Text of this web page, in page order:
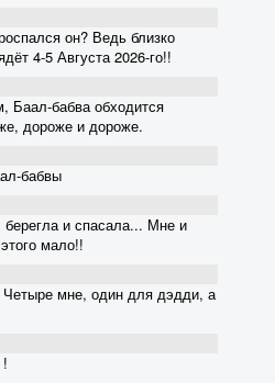
он? Ведь близко
4-5 Августа 2026-го!!
бабва обходится
дороже и дороже.
бабвы
и спасала... Мне и
мало!!
мне, один для дэдди, а